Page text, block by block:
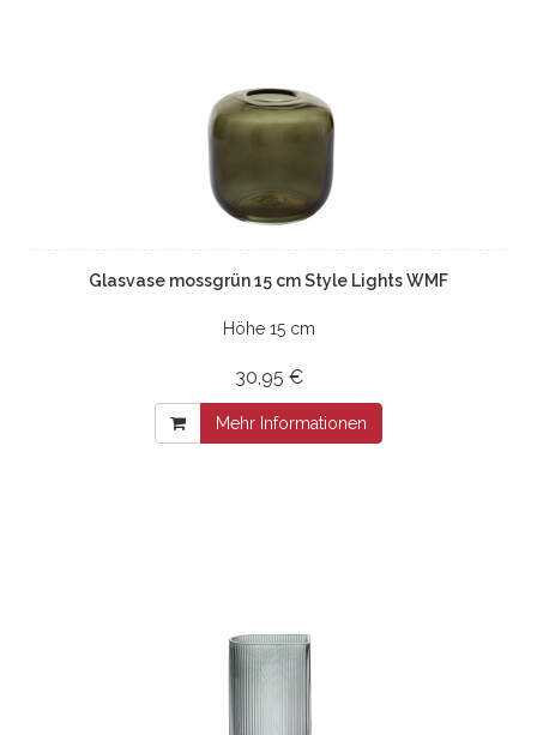
Glasvase mossgrün 15 cm Style Lights WMF
Höhe 15 cm
30,95 €
Mehr Informationen